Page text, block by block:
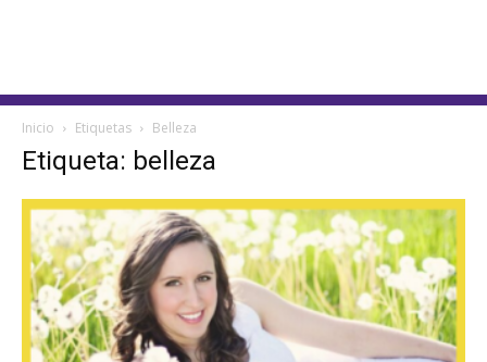
Inicio Etiquetas Belleza
Etiqueta: belleza